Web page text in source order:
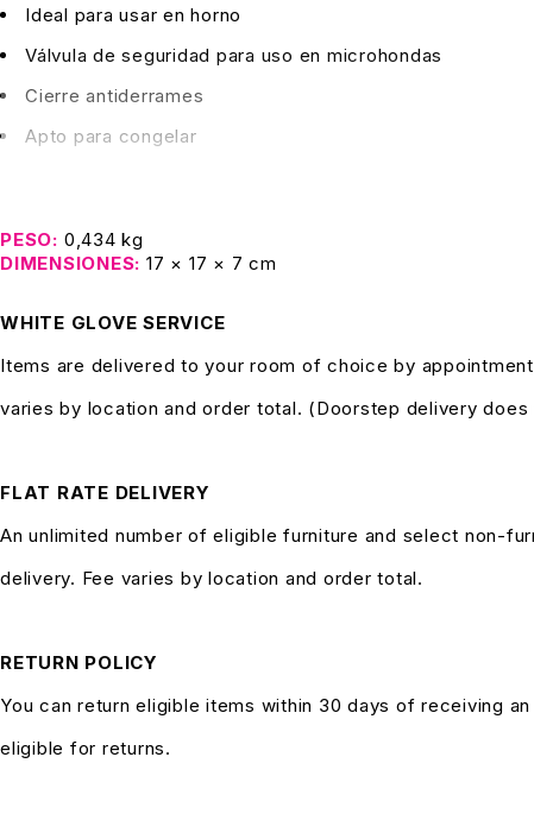
Ideal para usar en horno
Válvula de seguridad para uso en microhondas
Cierre antiderrames
Apto para congelar
PESO 0,434 kg
DIMENSIONES 17 × 17 × 7 cm
WHITE GLOVE SERVICE
Items are delivered to your room of choice by
varies by location and order total. (Doorstep delivery does
FLAT RATE DELIVERY
An unlimited number of eligible furniture and select non-
delivery. Fee varies by location and order total.
RETURN POLICY
You can return eligible items within 30 days of receiving
eligible for returns.